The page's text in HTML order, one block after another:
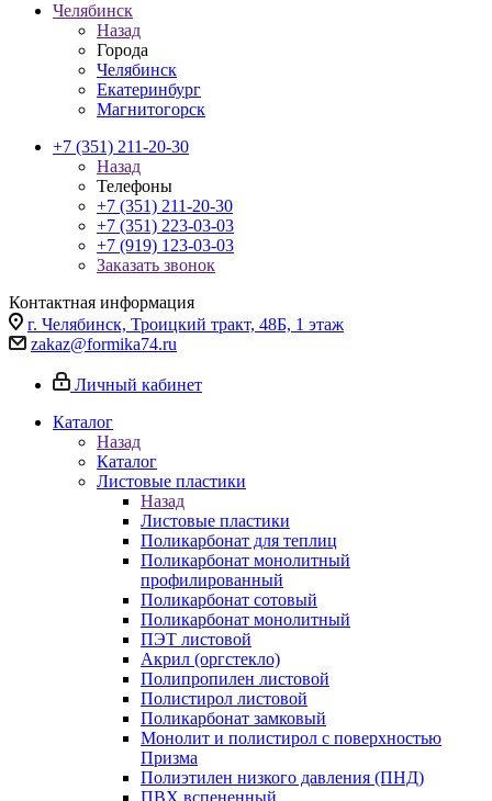
Челябинск
Назад
Города
Челябинск
Екатеринбург
Магнитогорск
+7 (351) 211-20-30
Назад
Телефоны
+7 (351) 211-20-30
+7 (351) 223-03-03
+7 (919) 123-03-03
Заказать звонок
Контактная информация
г. Челябинск, Троицкий тракт, 48Б, 1 этаж
zakaz@formika74.ru
Личный кабинет
Каталог
Назад
Каталог
Листовые пластики
Назад
Листовые пластики
Поликарбонат для теплиц
Поликарбонат монолитный
профилированный
Поликарбонат сотовый
Поликарбонат монолитный
ПЭТ листовой
Акрил (оргстекло)
Полипропилен листовой
Полистирол листовой
Поликарбонат замковый
Монолит и полистирол с поверхностью
Призма
Полиэтилен низкого давления (ПНД)
ПВХ вспененный